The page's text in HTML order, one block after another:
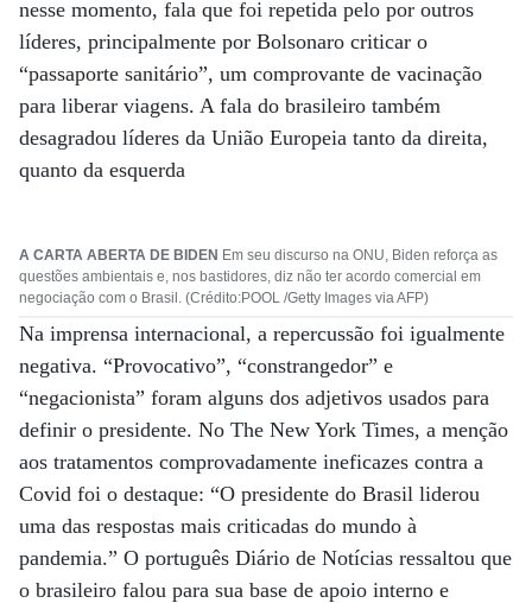
nesse momento, fala que foi repetida pelo por outros
líderes, principalmente por Bolsonaro criticar o
“passaporte sanitário”, um comprovante de vacinação
para liberar viagens. A fala do brasileiro também
desagradou líderes da União Europeia tanto da direita,
quanto da esquerda
A CARTA ABERTA DE BIDEN Em seu discurso na ONU, Biden reforça as
questões ambientais e, nos bastidores, diz não ter acordo comercial em
negociação com o Brasil. (Crédito:POOL /Getty Images via AFP)
Na imprensa internacional, a repercussão foi igualmente
negativa. “Provocativo”, “constrangedor” e
“negacionista” foram alguns dos adjetivos usados para
definir o presidente. No The New York Times, a menção
aos tratamentos comprovadamente ineficazes contra a
Covid foi o destaque: “O presidente do Brasil liderou
uma das respostas mais criticadas do mundo à
pandemia.” O português Diário de Notícias ressaltou que
o brasileiro falou para sua base de apoio interno e